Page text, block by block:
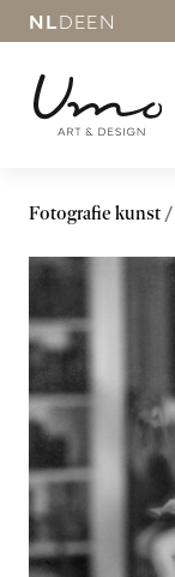
NLDEEN
Fotografie kunst